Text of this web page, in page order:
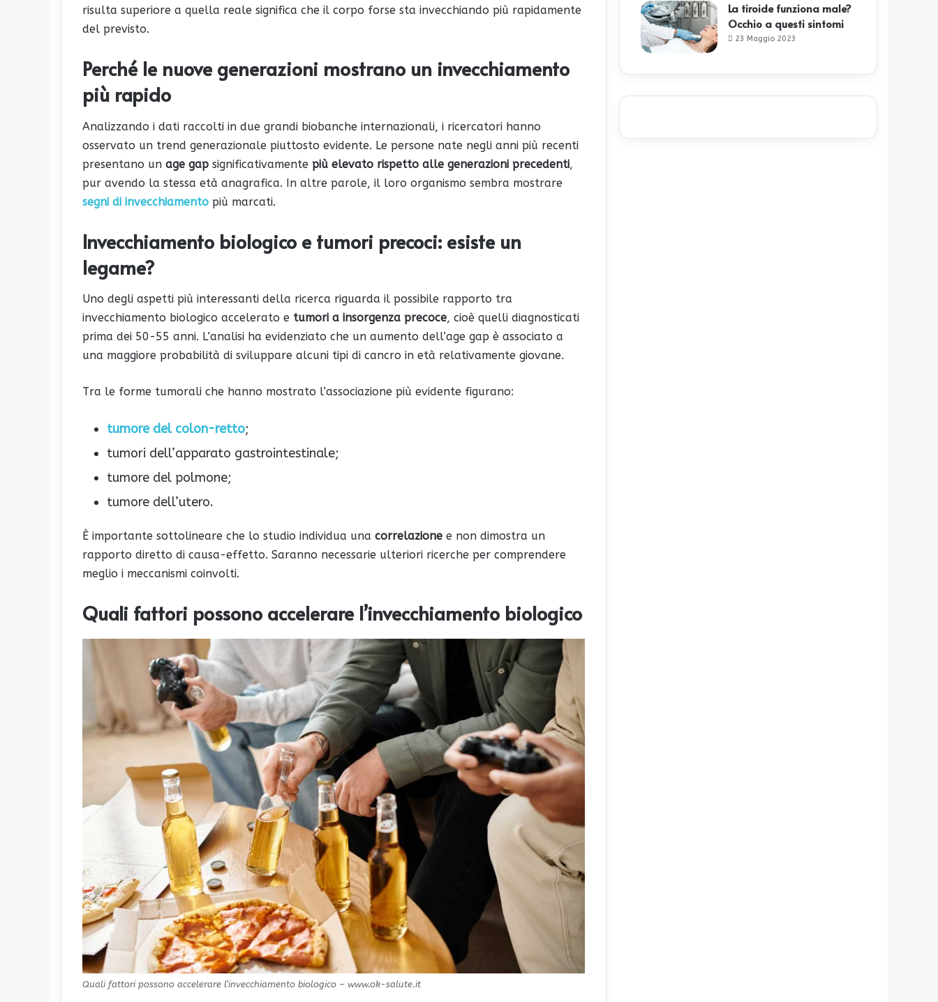
risulta superiore a quella reale significa che il corpo forse sta invecchiando più rapidamente
del previsto.
Perché le nuove generazioni mostrano un invecchiamento
più rapido
Analizzando i dati raccolti in due grandi biobanche internazionali, i ricercatori hanno
osservato un trend generazionale piuttosto evidente. Le persone nate negli anni più recenti
presentano un age gap significativamente più elevato rispetto alle generazioni precedenti,
pur avendo la stessa età anagrafica. In altre parole, il loro organismo sembra mostrare
segni di invecchiamento più marcati.
Invecchiamento biologico e tumori precoci: esiste un
legame?
Uno degli aspetti più interessanti della ricerca riguarda il possibile rapporto tra
invecchiamento biologico accelerato e tumori a insorgenza precoce, cioè quelli diagnosticati
prima dei 50-55 anni. L’analisi ha evidenziato che un aumento dell’age gap è associato a
una maggiore probabilità di sviluppare alcuni tipi di cancro in età relativamente giovane.
Tra le forme tumorali che hanno mostrato l’associazione più evidente figurano:
tumore del colon-retto;
tumori dell’apparato gastrointestinale;
tumore del polmone;
tumore dell’utero.
È importante sottolineare che lo studio individua una correlazione e non dimostra un
rapporto diretto di causa-effetto. Saranno necessarie ulteriori ricerche per comprendere
meglio i meccanismi coinvolti.
Quali fattori possono accelerare l’invecchiamento biologico
Quali fattori possono accelerare l’invecchiamento biologico – www.ok-salute.it
La tiroide funziona male?
Occhio a questi sintomi
23 Maggio 2023